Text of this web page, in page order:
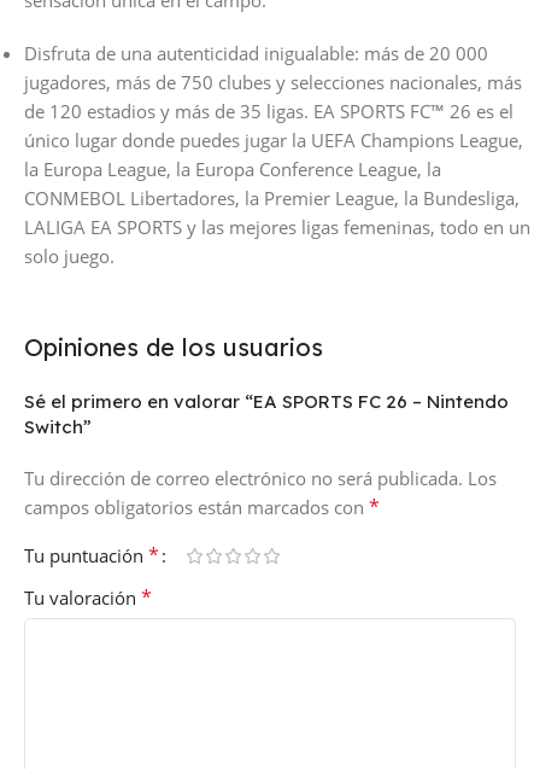
Disfruta de una autenticidad inigualable: más de 20 000
jugadores, más de 750 clubes y selecciones nacionales, más
de 120 estadios y más de 35 ligas. EA SPORTS FC™ 26 es el
único lugar donde puedes jugar la UEFA Champions League,
la Europa League, la Europa Conference League, la
CONMEBOL Libertadores, la Premier League, la Bundesliga,
LALIGA EA SPORTS y las mejores ligas femeninas, todo en un
solo juego.
Opiniones de los usuarios
Sé el primero en valorar “EA SPORTS FC 26 – Nintendo
Switch”
Tu dirección de correo electrónico no será publicada. Los
campos obligatorios están marcados con *
Tu puntuación *
Tu valoración *